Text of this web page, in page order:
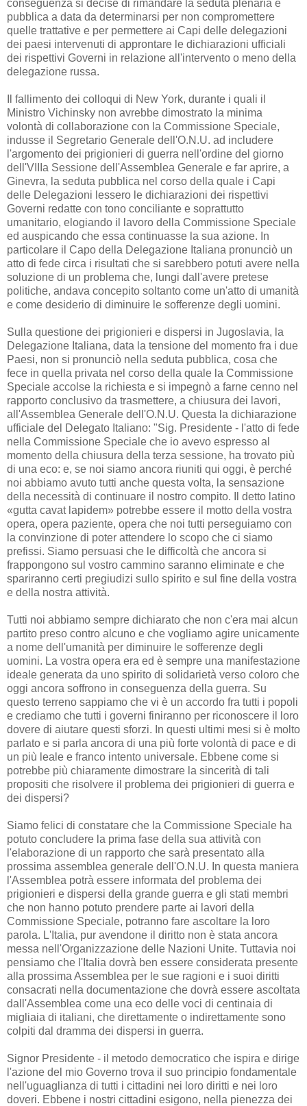
conseguenza si decise di rimandare la seduta plenaria e
pubblica a data da determinarsi per non compromettere
quelle trattative e per permettere ai Capi delle delegazioni
dei paesi intervenuti di approntare le dichiarazioni ufficiali
dei rispettivi Governi in relazione all'intervento o meno della
delegazione russa.
Il fallimento dei colloqui di New York, durante i quali il
Ministro Vichinsky non avrebbe dimostrato la minima
volontà di collaborazione con la Commissione Speciale,
indusse il Segretario Generale dell'O.N.U. ad includere
l'argomento dei prigionieri di guerra nell'ordine del giorno
dell'VIIIa Sessione dell'Assemblea Generale e far aprire, a
Ginevra, la seduta pubblica nel corso della quale i Capi
delle Delegazioni lessero le dichiarazioni dei rispettivi
Governi redatte con tono conciliante e soprattutto
umanitario, elogiando il lavoro della Commissione Speciale
ed auspicando che essa continuasse la sua azione. In
particolare il Capo della Delegazione Italiana pronunciò un
atto di fede circa i risultati che si sarebbero potuti avere nella
soluzione di un problema che, lungi dall'avere pretese
politiche, andava concepito soltanto come un'atto di umanità
e come desiderio di diminuire le sofferenze degli uomini.
Sulla questione dei prigionieri e dispersi in Jugoslavia, la
Delegazione Italiana, data la tensione del momento fra i due
Paesi, non si pronunciò nella seduta pubblica, cosa che
fece in quella privata nel corso della quale la Commissione
Speciale accolse la richiesta e si impegnò a farne cenno nel
rapporto conclusivo da trasmettere, a chiusura dei lavori,
all'Assemblea Generale dell'O.N.U. Questa la dichiarazione
ufficiale del Delegato Italiano: "Sig. Presidente - l'atto di fede
nella Commissione Speciale che io avevo espresso al
momento della chiusura della terza sessione, ha trovato più
di una eco: e, se noi siamo ancora riuniti qui oggi, è perché
noi abbiamo avuto tutti anche questa volta, la sensazione
della necessità di continuare il nostro compito. Il detto latino
«gutta cavat lapidem» potrebbe essere il motto della vostra
opera, opera paziente, opera che noi tutti perseguiamo con
la convinzione di poter attendere lo scopo che ci siamo
prefissi. Siamo persuasi che le difficoltà che ancora si
frappongono sul vostro cammino saranno eliminate e che
spariranno certi pregiudizi sullo spirito e sul fine della vostra
e della nostra attività.
Tutti noi abbiamo sempre dichiarato che non c'era mai alcun
partito preso contro alcuno e che vogliamo agire unicamente
a nome dell'umanità per diminuire le sofferenze degli
uomini. La vostra opera era ed è sempre una manifestazione
ideale generata da uno spirito di solidarietà verso coloro che
oggi ancora soffrono in conseguenza della guerra. Su
questo terreno sappiamo che vi è un accordo fra tutti i popoli
e crediamo che tutti i governi finiranno per riconoscere il loro
dovere di aiutare questi sforzi. In questi ultimi mesi si è molto
parlato e si parla ancora di una più forte volontà di pace e di
un più leale e franco intento universale. Ebbene come si
potrebbe più chiaramente dimostrare la sincerità di tali
propositi che risolvere il problema dei prigionieri di guerra e
dei dispersi?
Siamo felici di constatare che la Commissione Speciale ha
potuto concludere la prima fase della sua attività con
l'elaborazione di un rapporto che sarà presentato alla
prossima assemblea generale dell'O.N.U. In questa maniera
l'Assemblea potrà essere informata del problema dei
prigionieri e dispersi della grande guerra e gli stati membri
che non hanno potuto prendere parte ai lavori della
Commissione Speciale, potranno fare ascoltare la loro
parola. L'Italia, pur avendone il diritto non è stata ancora
messa nell'Organizzazione delle Nazioni Unite. Tuttavia noi
pensiamo che l'Italia dovrà ben essere considerata presente
alla prossima Assemblea per le sue ragioni e i suoi diritti
consacrati nella documentazione che dovrà essere ascoltata
dall'Assemblea come una eco delle voci di centinaia di
migliaia di italiani, che direttamente o indirettamente sono
colpiti dal dramma dei dispersi in guerra.
Signor Presidente - il metodo democratico che ispira e dirige
l'azione del mio Governo trova il suo principio fondamentale
nell'uguaglianza di tutti i cittadini nei loro diritti e nei loro
doveri. Ebbene i nostri cittadini esigono, nella pienezza dei